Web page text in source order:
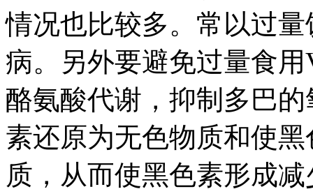
情况也比较多。常以过
病。另外要避免过量食
酪氨酸代谢，抑制多巴
素还原为无色物质和使
质，从而使黑色素形成